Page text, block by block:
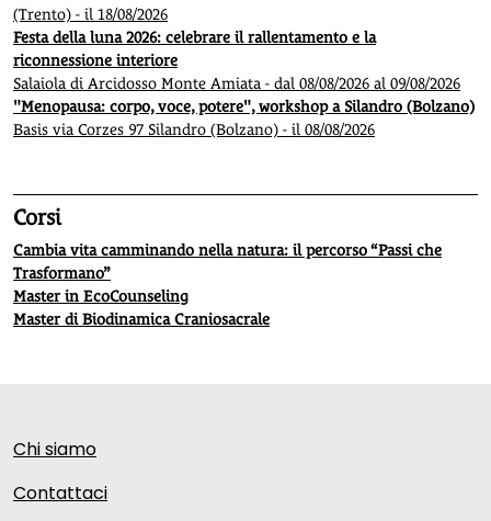
(Trento) - il 18/08/2026
Festa della luna 2026: celebrare il rallentamento e la
riconnessione interiore
Salaiola di Arcidosso Monte Amiata - dal 08/08/2026 al 09/08/2026
"Menopausa: corpo, voce, potere", workshop a Silandro (Bolzano)
Basis via Corzes 97 Silandro (Bolzano) - il 08/08/2026
Corsi
Cambia vita camminando nella natura: il percorso “Passi che
Trasformano”
Master in EcoCounseling
Master di Biodinamica Craniosacrale
Chi siamo
Contattaci